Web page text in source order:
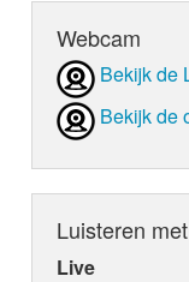
Webcam
Bekijk de
Bekijk de
Luisteren
Live